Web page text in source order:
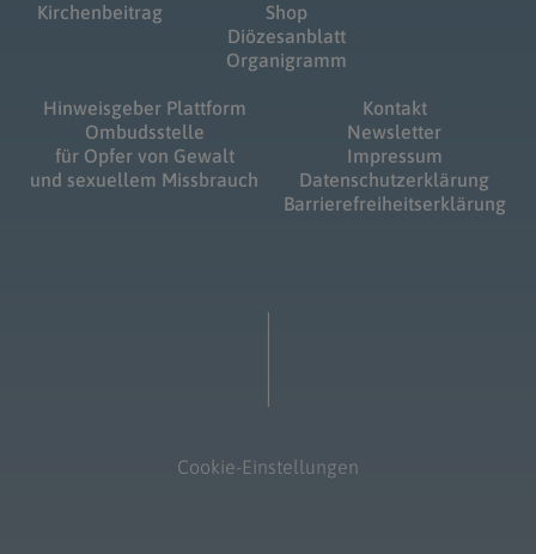
Kirchenbeitrag
Shop
Diözesanblatt
Organigramm
Hinweisgeber Plattform
Ombudsstelle
für Opfer von Gewalt
und sexuellem Missbrauch
Kontakt
Newsletter
Impressum
Datenschutzerklärung
Barrierefreiheitserklärung
Cookie-Einstellungen